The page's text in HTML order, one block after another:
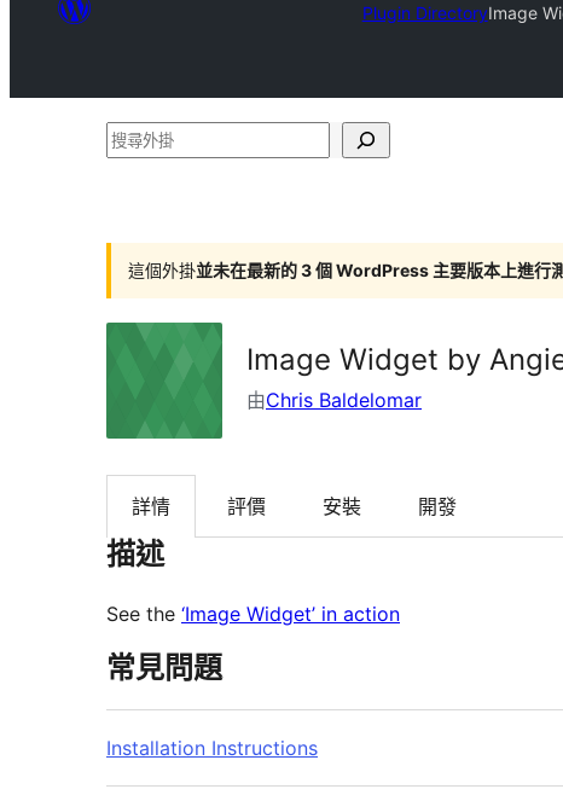
Plugin DirectoryImage
搜
掛
這個外掛並未在最新的 3 個 WordPress 主要版本上進行
Image Widget by
由Chris Baldelomar
詳情 評價 安裝 開發
描述
See the ‘Image Widget’ in action
常見問題
Installation Instructions